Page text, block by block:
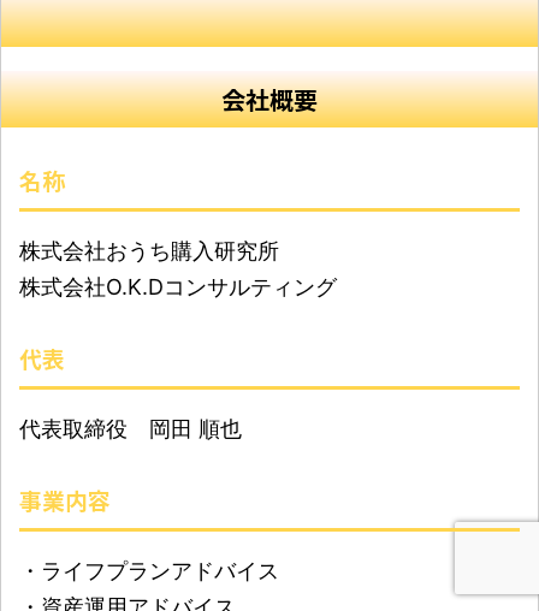
会社概要
名称
株式会社おうち購入研究所
株式会社O.K.Dコンサルティング
代表
代表取締役 岡田 順也
事業内容
・ライフプランアドバイス